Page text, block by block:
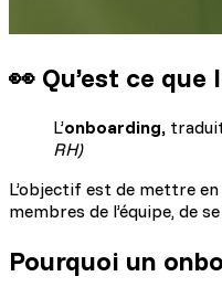
👀 Qu’est ce que
L’onboarding,
RH)
L’objectif est de mettre
membres de l’équipe, de
Pourquoi un